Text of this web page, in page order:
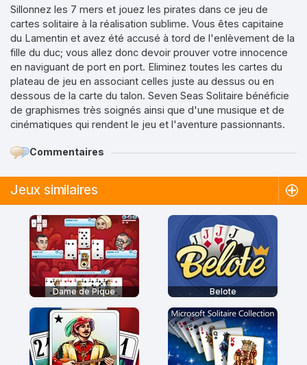
Sillonnez les 7 mers et jouez les pirates dans ce jeu de
cartes solitaire à la réalisation sublime. Vous êtes capitaine
du Lamentin et avez été accusé à tord de l'enlèvement de la
fille du duc; vous allez donc devoir prouver votre innocence
en naviguant de port en port. Eliminez toutes les cartes du
plateau de jeu en associant celles juste au dessus ou en
dessous de la carte du talon. Seven Seas Solitaire bénéficie
de graphismes très soignés ainsi que d'une musique et de
cinématiques qui rendent le jeu et l'aventure passionnants.
Commentaires
Jeux similaires
Dame de Pique Belote